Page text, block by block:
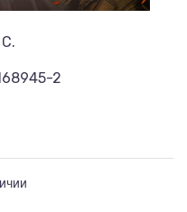
2